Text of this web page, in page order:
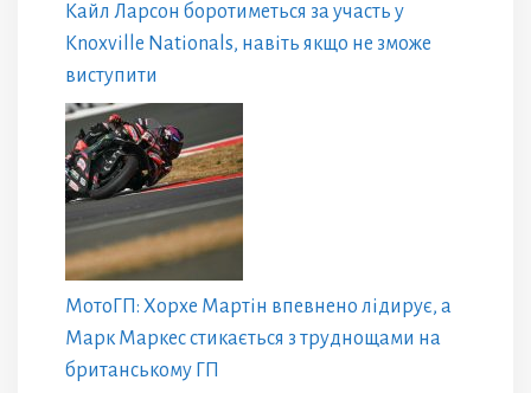
Кайл Ларсон боротиметься за участь у
Knoxville Nationals, навіть якщо не зможе
виступити
МотоГП: Хорхе Мартін впевнено лідирує, а
Марк Маркес стикається з труднощами на
британському ГП